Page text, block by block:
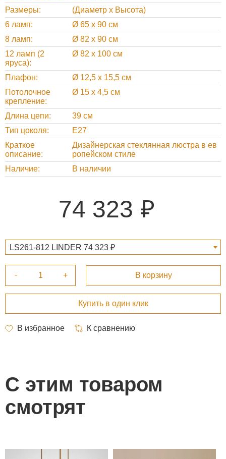
Размеры
(Диаметр х Высота)
6 ламп
Ø 65 х 90 см
8 ламп
Ø 82 х 90 см
12 ламп (2
яруса)
Ø 82 х 100 см
Плафон
Ø 12,5 х 15,5 см
Потолочное
крепление
Ø 15 х 4,5 см
Длина цепи
39 см
Тип цоколя
Е27
Краткое
описание
Дизайнерская стеклянная люстра в ев
ропейском стиле
Наличие
В наличии
74 323
LS261-812 LINDER 74 323 ₽
С этим товаром
смотрят